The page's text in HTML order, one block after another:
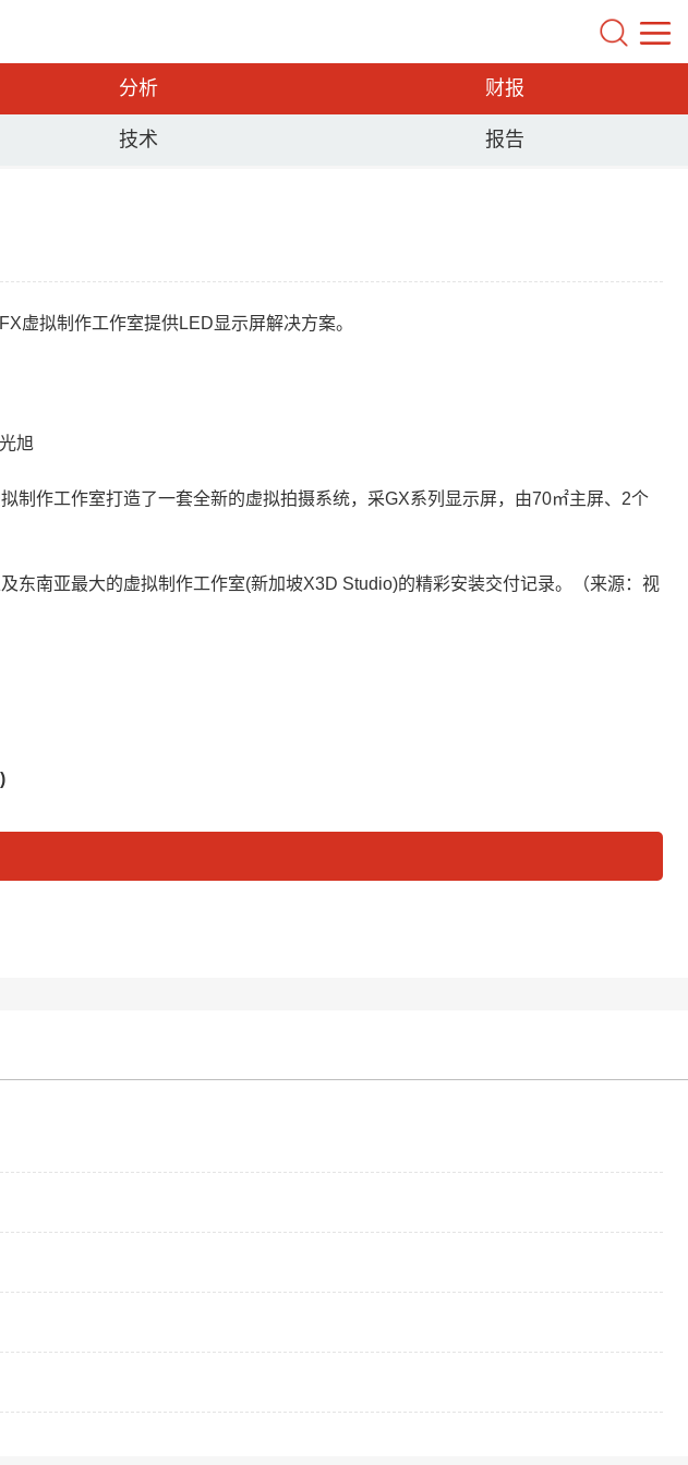
分析 财报
技术 报告
虚拟制作工作室提供LED显示屏解决方案。
旭
作工作室打造了一套全新的虚拟拍摄系统，采GX系列显示屏，由70㎡主屏、2个
东南亚最大的虚拟制作工作室(新加坡X3D Studio)的精彩安装交付记录。（来源：视